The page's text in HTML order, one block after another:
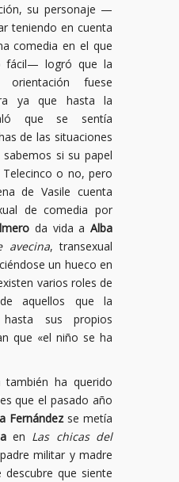
su personaje —
teniendo en cuenta
comedia en el que
fácil— logró que la
fuese
ya que hasta la
que se sentía
de las situaciones
si su papel
o no, pero
de Vasile cuenta
de comedia por
da vida aAlba
avecina, transexual
un hueco en
varios roles de
aquellos que la
sus propios
que «el niño se ha
también ha querido
que el pasado año
Fernándezse metía
en Las chicas del
militar y madre
que siente